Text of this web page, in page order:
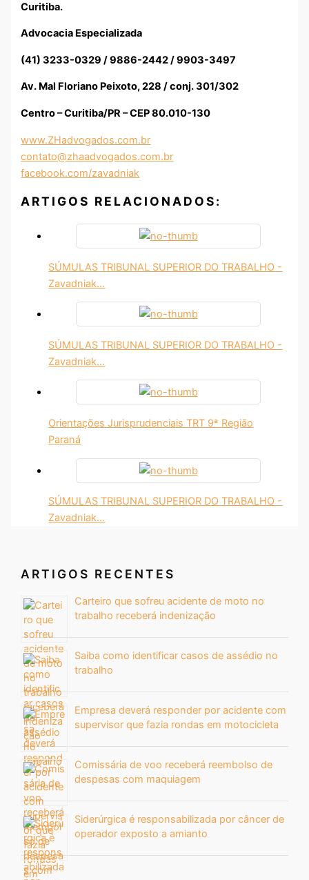
Curitiba.
Advocacia Especializada
(41) 3233-0329 / 9886-2442 / 9903-3497
Av. Mal Floriano Peixoto, 228 / conj. 301/302
Centro – Curitiba/PR – CEP 80.010-130
www.ZHadvogados.com.br
contato@zhaadvogados.com.br
facebook.com/zavadniak
ARTIGOS RELACIONADOS:
SÚMULAS TRIBUNAL SUPERIOR DO TRABALHO -
Zavadniak…
SÚMULAS TRIBUNAL SUPERIOR DO TRABALHO -
Zavadniak…
Orientações Jurisprudenciais TRT 9ª Região
Paraná
SÚMULAS TRIBUNAL SUPERIOR DO TRABALHO -
Zavadniak…
ARTIGOS RECENTES
Carteiro que sofreu acidente de moto no
trabalho receberá indenização
Saiba como identificar casos de assédio no
trabalho
Empresa deverá responder por acidente com
supervisor que fazia rondas em motocicleta
Comissária de voo receberá reembolso de
despesas com maquiagem
Siderúrgica é responsabilizada por câncer de
operador exposto a amianto